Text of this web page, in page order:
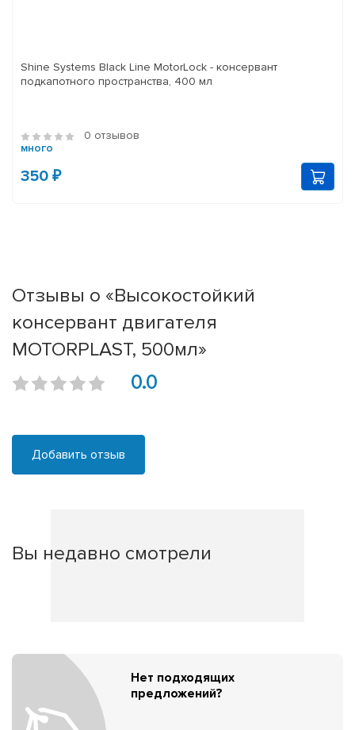
Shine Systems Black Line MotorLock - консервант
подкапотного пространства, 400 мл
0 отзывов
много
350 ₽
Отзывы о «Высокостойкий
консервант двигателя
MOTORPLAST, 500мл»
0.0
Добавить отзыв
Вы недавно смотрели
Нет подходящих
предложений?